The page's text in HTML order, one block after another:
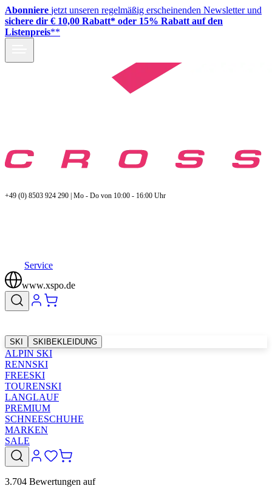
Abonniere jetzt unseren regelmäßig erscheinenden Newsletter und
sichere dir € 10,00 Rabatt* oder 15% Rabatt auf den
Listenpreis**
+49 (0) 8503 924 290 | Mo - Do von 10:00 - 16:00 Uhr
Service
www.xspo.de
SKI SKIBEKLEIDUNG
ALPIN SKI
RENNSKI
FREESKI
TOURENSKI
LANGLAUF
PREMIUM
SCHNEESCHUHE
MARKEN
SALE
3.704 Bewertungen auf